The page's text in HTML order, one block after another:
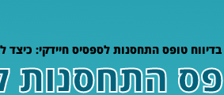
בדיווח טופס התחסנות לספסיס חיידקי: כיצד
התחסנות